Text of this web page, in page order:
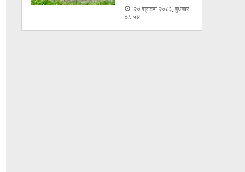
२० श्रावण २०८३, बुधबार
०८:५४